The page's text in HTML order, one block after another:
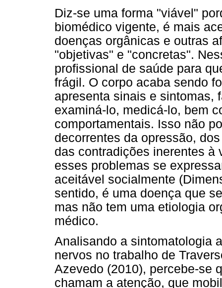
Diz-se uma forma "viável"
biomédico vigente, é mais
doenças orgânicas e outras
"objetivas" e "concretas".
profissional de saúde para
frágil. O corpo acaba sendo
apresenta sinais e sintomas,
examiná-lo, medicá-lo, bem
comportamentais. Isso não
decorrentes da opressão,
das contradições inerentes à
esses problemas se
aceitável socialmente
sentido, é uma doença que
mas não tem uma etiologia
médico.
Analisando a sintomatologia
nervos no trabalho de
Azevedo (2010), percebe-se
chamam a atenção, que